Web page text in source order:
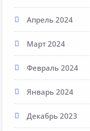
Апрель 2024
Март 2024
Февраль 2024
Январь 2024
Декабрь 2023